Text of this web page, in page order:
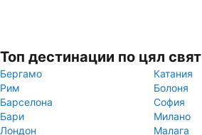
Топ дестинации по цял свят
Бергамо
Катания
Рим
Болоня
Барселона
София
Бари
Милано
Лондон
Малага